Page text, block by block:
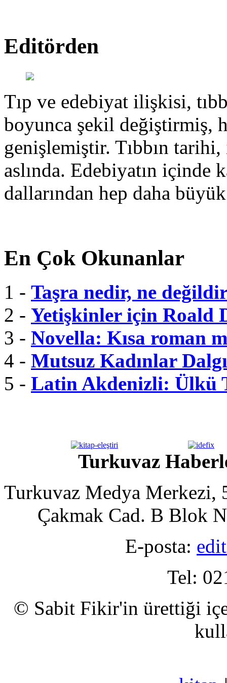
Editörden
Tıp ve edebiyat ilişkisi,
boyunca şekil değiştirmiş,
genişlemiştir. Tıbbın
aslında. Edebiyatın içinde
dallarından hep daha
En Çok Okunanlar
1 - Taşra nedir, ne
2 - Yetişkinler için Roald
3 - Novella: Kısa roman
4 - Mutsuz Kadınlar
5 - Latin Akdenizli: Ülkü
Turkuvaz
Turkuvaz Medya Merkezi,
Çakmak Cad. B Blok
E-posta:
Tel:
© Sabit Fikir'in ürettiği